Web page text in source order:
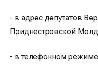
- в адрес депутатов
Приднестровской
- в телефонном